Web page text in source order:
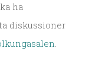
ha
diskussioner
.